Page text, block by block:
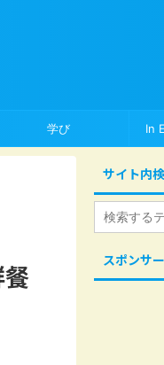
学び In
サイト内
スポンサ